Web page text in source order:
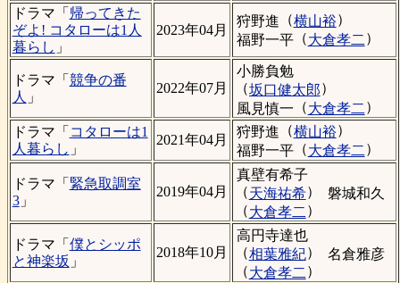
ドラマ「 帰ってきた
ぞよ! コタローは1人
暮らし 」
2023年04月
狩野進 （横山裕）
福野一平（大倉孝二 ）
ドラマ「 競争の番
人 」
2022年07月
小勝負勉
（坂口健太郎）
風見慎一 （大倉孝二 ）
ドラマ「 コタローは1
人暮らし 」
2021年04月
狩野進 （横山裕）
福野一平（大倉孝二 ）
ドラマ「 緊急取調室
3」
2019年04月
真壁有希子
（天海祐希）
磐城和久
（大倉孝二 ）
ドラマ「 僕とシッポ
と神楽坂 」
2018年10月
高円寺達也
（相葉雅紀）
名倉雅彦
（大倉孝二 ）